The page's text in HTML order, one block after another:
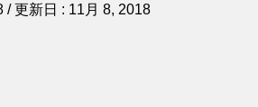
/ 更新日 : 11月 8, 2018